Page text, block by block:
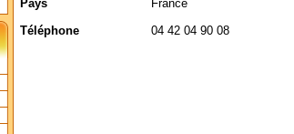
Pays
France
Téléphone
04 42 04 90 08